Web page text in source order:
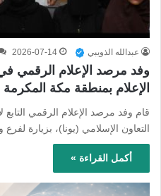
عبدالله الذويبي 2026-07-14
وفد مرصد الإعلام الرقمي
الإعلام بمنطقة مكة المكرمة
قام وفد مرصد الإعلام الرقمي التابع
التعاون الإسلامي (يونا)، بزيارة
أكمل القراءة »